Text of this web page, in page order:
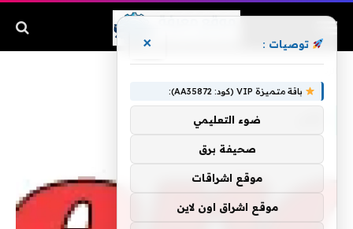
توصيات : ×
باقة متميزة VIP (كود: AA35872):
ضوء التعليمي
صحيفة برق
موقع اشراقات
موقع اشراق اون لاين